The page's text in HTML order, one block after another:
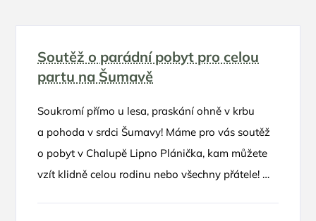
Soutěž o parádní pobyt pro celou
partu na Šumavě
Soukromí přímo u lesa, praskání ohně v krbu
a pohoda v srdci Šumavy! Máme pro vás soutěž
o pobyt v Chalupě Lipno Plánička, kam můžete
vzít klidně celou rodinu nebo všechny přátele! 🌲